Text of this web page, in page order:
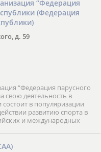
организация фестивалей;
“Федерация
(Федерация
д. 59
“Федерация парусного
свою деятельность в
в популяризации
развитию спорта в
и международных